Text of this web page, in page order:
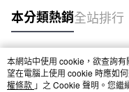
本分類熱銷全站排行
熱門標籤
本網站中使用 cookie，欲查詢
望在電腦上使用 cookie 時應如
權條款 」之 Cookie 聲明。您繼